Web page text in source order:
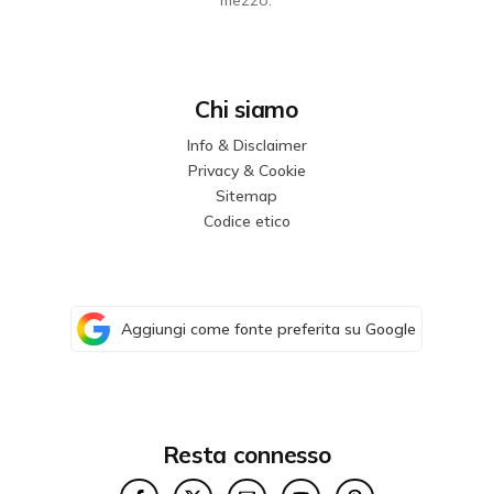
Chi siamo
Info & Disclaimer
Privacy & Cookie
Sitemap
Codice etico
Aggiungi come fonte preferita su Google
Resta connesso